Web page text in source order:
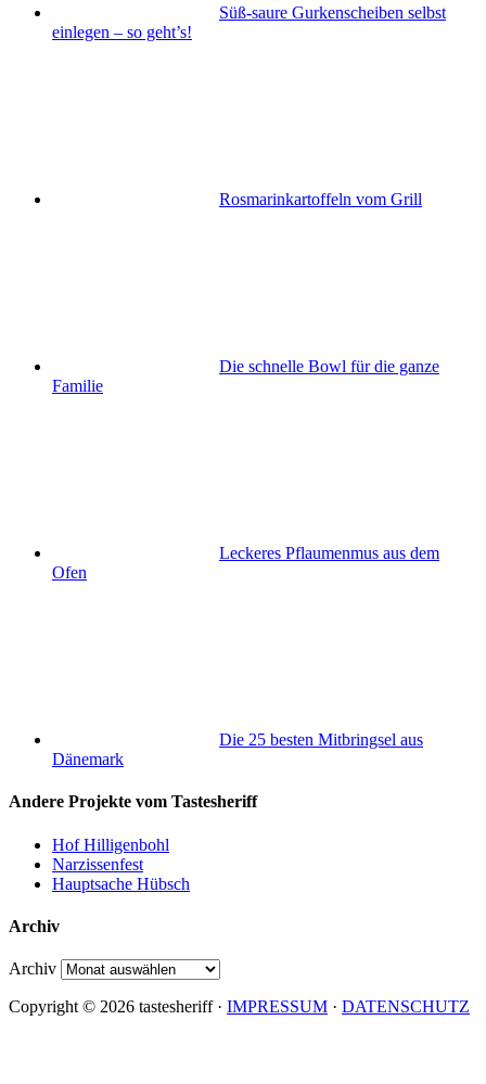
Süß-saure Gurkenscheiben selbst
einlegen – so geht’s!
Rosmarinkartoffeln vom Grill
Die schnelle Bowl für die ganze
Familie
Leckeres Pflaumenmus aus dem
Ofen
Die 25 besten Mitbringsel aus
Dänemark
Andere Projekte vom Tastesheriff
Hof Hilligenbohl
Narzissenfest
Hauptsache Hübsch
Archiv
Archiv
Copyright © 2026 tastesheriff · IMPRESSUM · DATENSCHUTZ